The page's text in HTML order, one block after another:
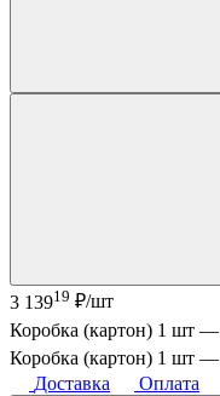
3 13919 ₽/шт
Коробка (картон) 1 шт —
Коробка (картон) 1 шт —
Доставка
Оплата